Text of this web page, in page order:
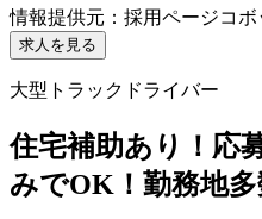
情報提供元 ： 採用ページコボ
求人を見る
大型トラックドライバー
住宅補助あり！応
みでOK！勤務地多